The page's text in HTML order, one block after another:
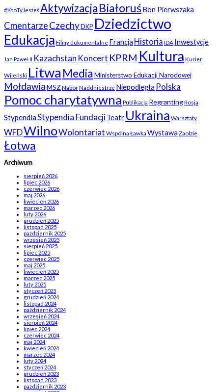
#KtoTyJesteśAktywizacjaBiałoruśBon Pierwszaka
CmentarzeCzechy DKP Dziedzictwo
Edukacja Filmy dokumentalne Francja Historia IDA Inwestycje
Jan Paweł II Kazachstan Koncert KPRM Kultura Kurier
Wileński Litwa MediaMinisterstwo Edukacji Narodowej
MołdawiaMSZ NabórNaddniestrze Niepodległa Polska
Pomoc charytatywna Publikacja RegrantingRosja
StypendiaStypendia FundacjiTeatr Ukraina Warsztaty
WFDWilnoWolontariat Wspólna Ławka Wystawa Zaolzie
Łotwa
Archiwum
sierpień 2026
lipiec 2026
czerwiec 2026
maj 2026
kwiecień 2026
marzec 2026
luty 2026
grudzień 2025
listopad 2025
październik 2025
wrzesień 2025
sierpień 2025
lipiec 2025
czerwiec 2025
maj 2025
kwiecień 2025
marzec 2025
luty 2025
styczeń 2025
grudzień 2024
listopad 2024
październik 2024
wrzesień 2024
sierpień 2024
lipiec 2024
czerwiec 2024
maj 2024
kwiecień 2024
marzec 2024
luty 2024
styczeń 2024
grudzień 2023
listopad 2023
październik 2023